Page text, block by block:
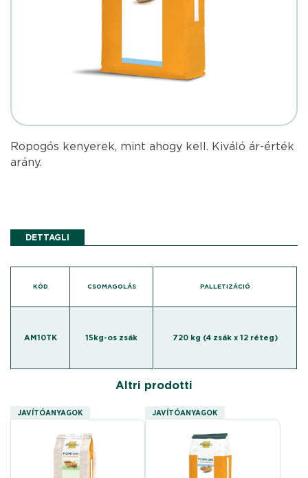
Ropogós kenyerek, mint ahogy kell. Kiváló ár-érték
arány.
DETTAGLI
KÓD CSOMAGOLÁS
AM10TK 15kg-os zsák
PALLETIZÁCIÓ
720 kg (4 zsák x 12 réteg)
Altri prodotti
JAVÍTÓANYAGOK JAVÍTÓANYAGOK